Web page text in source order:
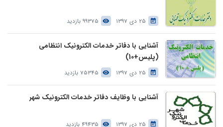
25 دی 1397 99375 بازدید
آشنایی با دفاتر خدمات الکترونیک انتظامی
(پلیس+10)
25 دی 1397 75345 بازدید
آشنایی با وظایف دفاتر خدمات الکترونیک شهر
25 دی 1397 49435 بازدید